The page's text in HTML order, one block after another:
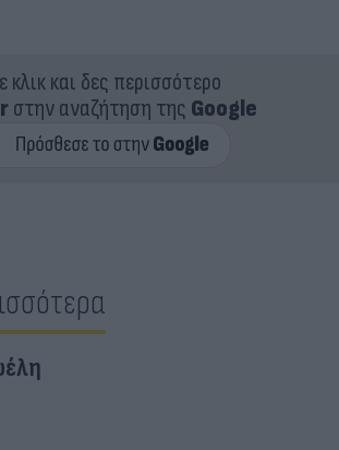
κλικ και δες περισσότερο
στην αναζήτηση της Google